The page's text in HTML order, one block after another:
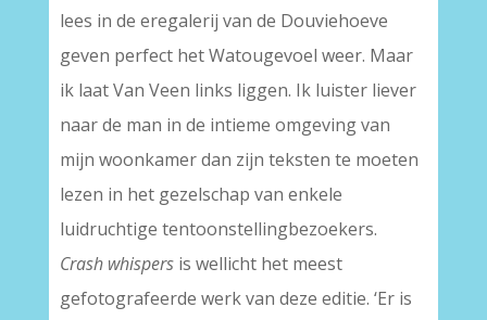
lees in de eregalerij van de Douviehoeve
geven perfect het Watougevoel weer. Maar
ik laat Van Veen links liggen. Ik luister liever
naar de man in de intieme omgeving van
mijn woonkamer dan zijn teksten te moeten
lezen in het gezelschap van enkele
luidruchtige tentoonstellingbezoekers.
Crash whispersis wellicht het meest
gefotografeerde werk van deze editie. ‘Er is